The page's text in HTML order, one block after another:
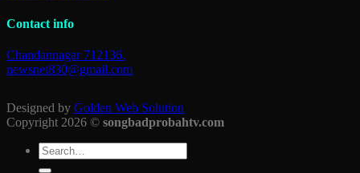
Contact info
Chandannagar 712136.
newsnet830@gmail.com
Designed by Golden Web Solution
Copyright 2026 © songbadprobahtv.com